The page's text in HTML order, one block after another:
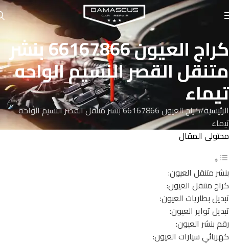
كراج العيون 66167866 بنشر
متنقل القصر النسيم الواحه
تيماء
الرئيسية
كراج العيون 66167866 بنشر متنقل القصر النسيم الواحه
تيماء
محتولى المقال
بنشر متنقل العيون:
كراج متنقل العيون:
تبديل بطاريات العيون:
تبديل تواير العيون:
رقم بنشر العيون:
كهربائي سيارات العيون: